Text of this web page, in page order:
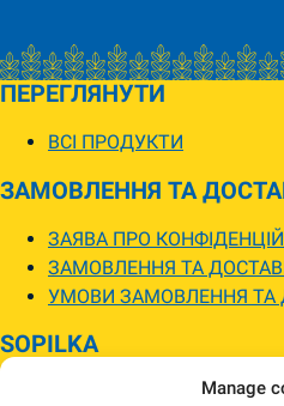
Manage
ПЕРЕГЛЯНУТИ
ВСІ ПРОДУКТИ
ЗАМОВЛЕННЯ ТА
ЗАЯВА ПРО
ЗАМОВЛЕННЯ ТА
УМОВИ ЗАМОВЛЕННЯ ТА
SOPILKA
МАГАЗИНИ SOPILKA